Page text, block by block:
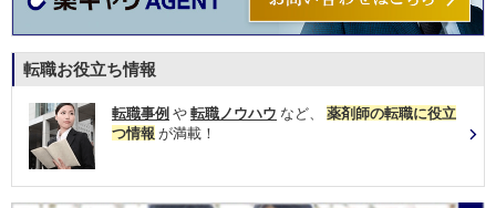
転職お役立ち情報
転職事例 や 転職ノウハウ など、 薬剤師の転職に役立
つ情報 が満載！